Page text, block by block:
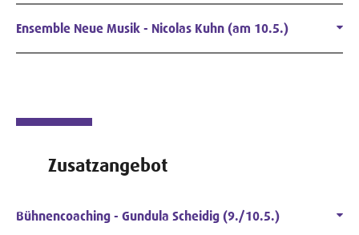
Ensemble Neue Musik - Nicolas Kuhn (am 10.5.)
Zusatzangebot
Bühnencoaching - Gundula Scheidig (9./10.5.)